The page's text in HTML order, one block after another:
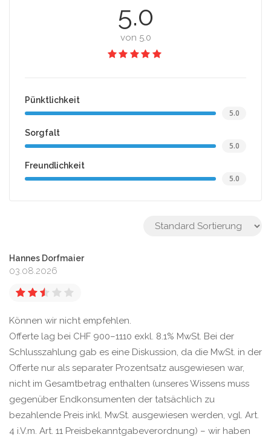
5.0
von 5.0
Pünktlichkeit
5.0
Sorgfalt
5.0
Freundlichkeit
5.0
Hannes Dorfmaier
03.08.2026
Können wir nicht empfehlen.
Offerte lag bei CHF 900–1110 exkl. 8.1% MwSt. Bei der
Schlusszahlung gab es eine Diskussion, da die MwSt. in der
Offerte nur als separater Prozentsatz ausgewiesen war,
nicht im Gesamtbetrag enthalten (unseres Wissens muss
gegenüber Endkonsumenten der tatsächlich zu
bezahlende Preis inkl. MwSt. ausgewiesen werden, vgl. Art.
4 i.V.m. Art. 11 Preisbekanntgabeverordnung) – wir haben